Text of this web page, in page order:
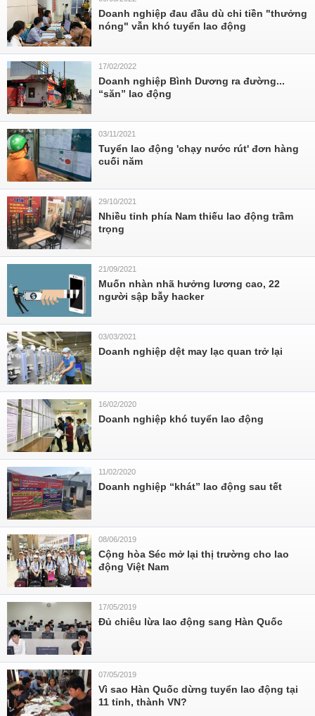
Doanh nghiệp đau đầu dù chi tiền "thưởng
nóng" vẫn khó tuyển lao động
17/02/2022
Doanh nghiệp Bình Dương ra đường...
“săn” lao động
03/11/2021
Tuyển lao động 'chạy nước rút' đơn hàng
cuối năm
29/10/2021
Nhiều tỉnh phía Nam thiếu lao động trầm
trọng
21/09/2021
Muốn nhàn nhã hưởng lương cao, 22
người sập bẫy hacker
03/03/2021
Doanh nghiệp dệt may lạc quan trở lại
16/02/2020
Doanh nghiệp khó tuyển lao động
11/02/2020
Doanh nghiệp “khát” lao động sau tết
08/06/2019
Cộng hòa Séc mở lại thị trường cho lao
động Việt Nam
17/05/2019
Đủ chiêu lừa lao động sang Hàn Quốc
07/05/2019
Vì sao Hàn Quốc dừng tuyển lao động tại
11 tỉnh, thành VN?